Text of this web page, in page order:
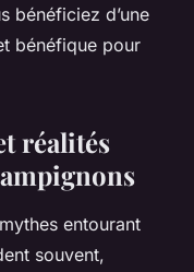
bénéficiez d’une
bénéfique pour
réalités
entourant
souvent,